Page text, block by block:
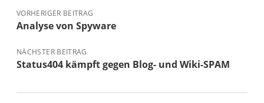
VORHERIGER BEITRAG
Analyse von Spyware
NÄCHSTER BEITRAG
Status404 kämpft gegen Blog- und Wiki-SPAM